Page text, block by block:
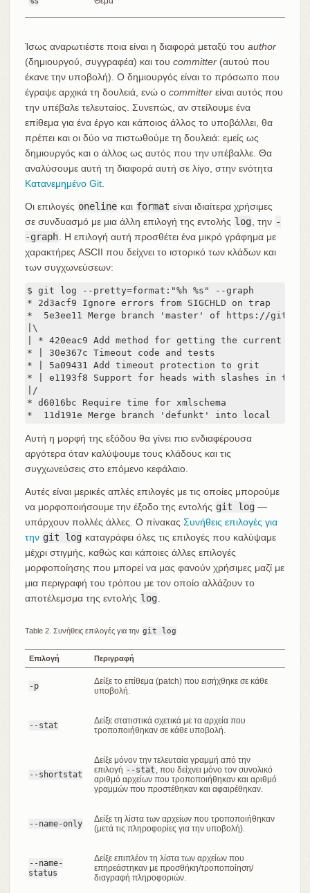
Ίσως αναρωτιέστε ποια είναι η διαφορά μεταξύ του author
(δημιουργού, συγγραφέα) και του committer(αυτού που
έκανε την υποβολή). Ο δημιουργός είναι το πρόσωπο που
έγραψε αρχικά τη δουλειά, ενώ o committerείναι αυτός που
την υπέβαλε τελευταίος. Συνεπώς, αν στείλουμε ένα
επίθεμα για ένα έργο και κάποιος άλλος το υποβάλλει, θα
πρέπει και οι δύο να πιστωθούμε τη δουλειά: εμείς ως
δημιουργός και ο άλλος ως αυτός που την υπέβαλλε. Θα
αναλύσουμε αυτή τη διαφορά αυτή σε λίγο, στην ενότητα
Κατανεμημένο Git.
Οι επιλογές oneline και format είναι ιδιαίτερα χρήσιμες
σε συνδυασμό με μια άλλη επιλογή της εντολής log , την -
-graph . Η επιλογή αυτή προσθέτει ένα μικρό γράφημα με
χαρακτήρες ASCII που δείχνει το ιστορικό των κλάδων και
των συγχωνεύσεων:
$ git log --pretty=format:"%h %s" --graph
* 2d3acf9 Ignore errors from SIGCHLD on trap
*  5e3ee11 Merge branch 'master' of https://
|\
| * 420eac9 Add method for getting the current
* | 30e367c Timeout code and tests
* | 5a09431 Add timeout protection to grit
* | e1193f8 Support for heads with slashes in them
|/
* d6016bc Require time for xmlschema
*  11d191e Merge branch 'defunkt' into local
Αυτή η μορφή της εξόδου θα γίνει πιο ενδιαφέρουσα
αργότερα όταν καλύψουμε τους κλάδους και τις
συγχωνεύσεις στο επόμενο κεφάλαιο.
Αυτές είναι μερικές απλές επιλογές με τις οποίες μπορούμε
να μορφοποιήσουμε την έξοδο της εντολής git log —
υπάρχουν πολλές άλλες. Ο πίνακας Συνήθεις επιλογές για
την git log καταγράφει όλες τις επιλογές που καλύψαμε
μέχρι στιγμής, καθώς και κάποιες άλλες επιλογές
μορφοποίησης που μπορεί να μας φανούν χρήσιμες μαζί με
μια περιγραφή του τρόπου με τον οποίο αλλάζουν το
αποτέλεμσμα της εντολής log
Table 2. Συνήθεις επιλογές για την git log
Επιλογή Περιγραφή
-p
Δείξε το επίθεμα (patch) που εισήχθηκε σε κάθε
υποβολή.
--stat
Δείξε στατιστικά σχετικά με τα αρχεία που
τροποποιήθηκαν σε κάθε υποβολή.
--shortstat
Δείξε μόνον την τελευταία γραμμή από την
επιλογή --stat , που δείχνει μόνο τον συνολικό
αριθμό αρχείων που τροποποιήθηκαν και αριθμό
γραμμών που προστέθηκαν και αφαιρέθηκαν.
--name-only
Δείξε τη λίστα των αρχείων που τροποποιήθηκαν
(μετά τις πληροφορίες για την υποβολή).
--name-
status
Δείξε επιπλέον τη λίστα των αρχείων που
επηρεάστηκαν με προσθήκη/τροποποίηση/
διαγραφή πληροφοριών.